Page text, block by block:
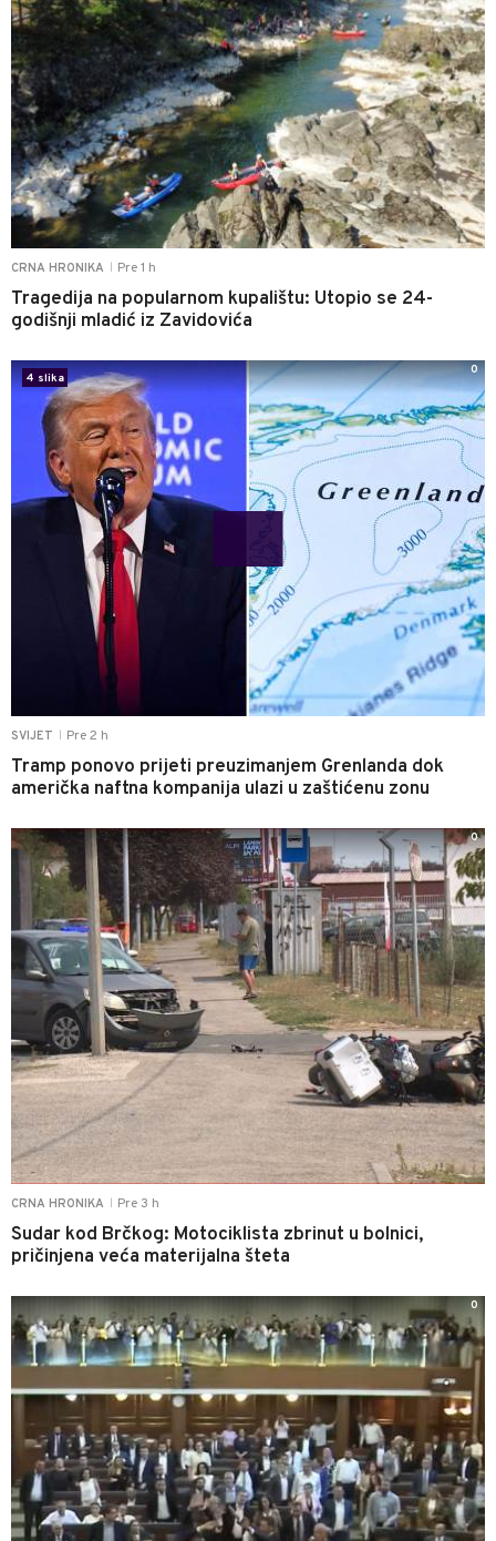
CRNA HRONIKA Pre 1 h
Tragedija na popularnom kupalištu: Utopio se 24-
godišnji mladić iz Zavidovića
SVIJET Pre 2 h
Tramp ponovo prijeti preuzimanjem Grenlanda dok
američka naftna kompanija ulazi u zaštićenu zonu
4 slika
0
CRNA HRONIKA Pre 3 h
Sudar kod Brčkog: Motociklista zbrinut u bolnici,
pričinjena veća materijalna šteta
0
0